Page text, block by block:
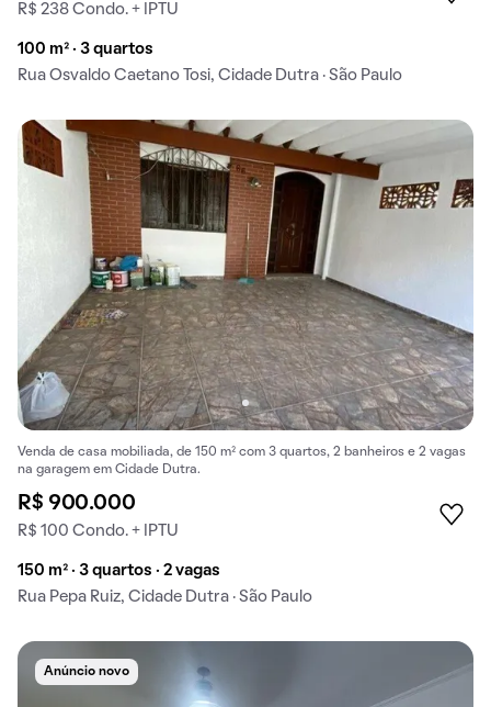
R$ 238 Condo. + IPTU
100 m² · 3 quartos
Rua Osvaldo Caetano Tosi, Cidade Dutra · São Paulo
Venda de casa mobiliada, de 150 m² com 3 quartos, 2 banheiros e 2 vagas
na garagem em Cidade Dutra.
R$ 900.000
R$ 100 Condo. + IPTU
150 m² · 3 quartos · 2 vagas
Rua Pepa Ruiz, Cidade Dutra · São Paulo
Anúncio novo